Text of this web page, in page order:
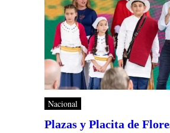
Nacional
Plazas y Placita de